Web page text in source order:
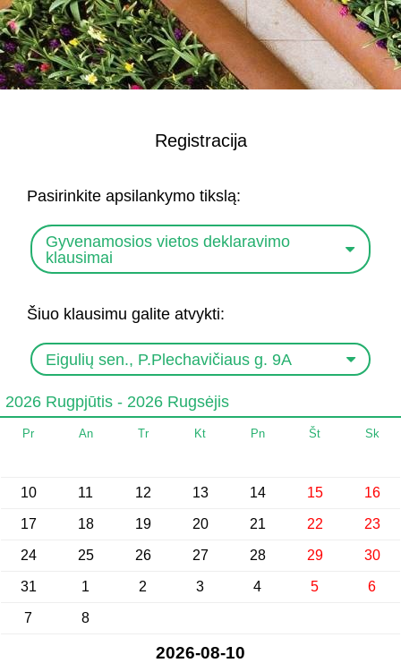
Registracija
Pasirinkite apsilankymo tikslą:
Gyvenamosios vietos deklaravimo
klausimai
Šiuo klausimu galite atvykti:
Eigulių sen., P.Plechavičiaus g. 9A
2026 Rugpjūtis - 2026 Rugsėjis
Pr An Tr Kt Pn Št Sk
10 11 12 13 14 15 16
17 18 19 20 21 22 23
24 25 26 27 28 29 30
31 1 2 3 4 5 6
7 8
2026-08-10